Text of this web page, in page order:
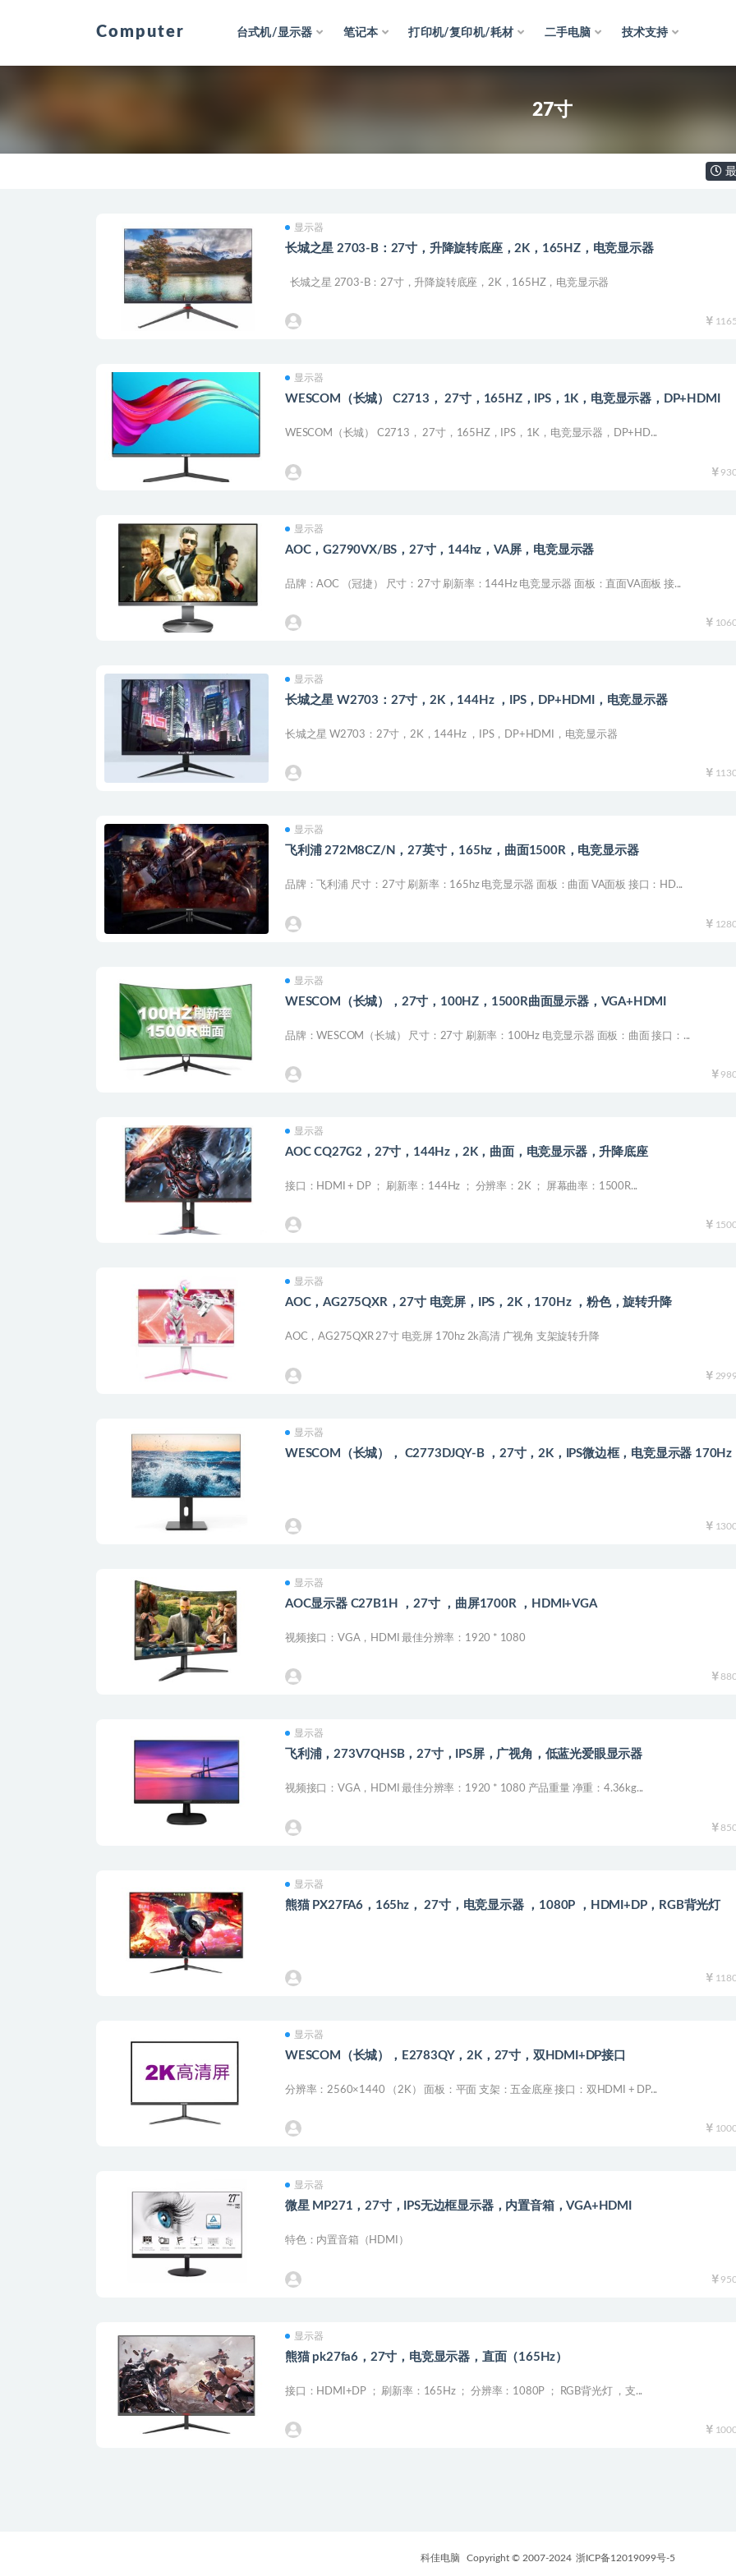
Computer 台式机/显示器 笔记本 打印机/复印机/耗材 二手电脑 技术支持
27寸
显示器
长城之星 2703-B：27寸，升降旋转底座，2K，165HZ，电竞显示器
长城之星 2703-B：27寸，升降旋转底座，2K，165HZ，电竞显示器
显示器
WESCOM（长城） C2713， 27寸，165HZ，IPS，1K，电竞显示器，DP+HDMI
WESCOM（长城） C2713， 27寸，165HZ，IPS，1K，电竞显示器，DP+HD...
显示器
AOC，G2790VX/BS，27寸，144hz，VA屏，电竞显示器
品牌：AOC （冠捷） 尺寸：27寸 刷新率：144Hz 电竞显示器 面板：直面VA面板 接...
显示器
长城之星 W2703：27寸，2K，144Hz ，IPS，DP+HDMI，电竞显示器
长城之星 W2703：27寸，2K，144Hz ，IPS，DP+HDMI，电竞显示器
显示器
飞利浦 272M8CZ/N，27英寸，165hz，曲面1500R，电竞显示器
品牌：飞利浦 尺寸：27寸 刷新率：165hz 电竞显示器 面板：曲面 VA面板 接口：HD...
显示器
WESCOM（长城），27寸，100HZ，1500R曲面显示器，VGA+HDMI
品牌：WESCOM（长城） 尺寸：27寸 刷新率：100Hz 电竞显示器 面板：曲面 接口：...
显示器
AOC CQ27G2，27寸，144Hz，2K，曲面，电竞显示器，升降底座
接口：HDMI + DP ； 刷新率：144Hz ； 分辨率：2K ； 屏幕曲率：1500R...
显示器
AOC，AG275QXR，27寸 电竞屏，IPS，2K，170Hz ，粉色，旋转升降
AOC，AG275QXR 27寸 电竞屏 170hz 2k高清 广视角 支架旋转升降
显示器
WESCOM（长城）， C2773DJQY-B ，27寸，2K，IPS微边框，电竞显示器 170Hz
显示器
AOC显示器 C27B1H ，27寸 ，曲屏1700R ，HDMI+VGA
视频接口：VGA，HDMI 最佳分辨率：1920 * 1080
显示器
飞利浦，273V7QHSB，27寸，IPS屏，广视角，低蓝光爱眼显示器
视频接口：VGA，HDMI 最佳分辨率：1920 * 1080 产品重量 净重：4.36kg...
显示器
熊猫 PX27FA6，165hz， 27寸，电竞显示器 ，1080P ，HDMI+DP，RGB背光灯
显示器
WESCOM（长城），E2783QY，2K，27寸，双HDMI+DP接口
分辨率：2560×1440 （2K） 面板：平面 支架：五金底座 接口：双HDMI + DP...
显示器
微星 MP271，27寸，IPS无边框显示器，内置音箱，VGA+HDMI
特色：内置音箱（HDMI）
显示器
熊猫 pk27fa6，27寸，电竞显示器，直面（165Hz）
接口：HDMI+DP ； 刷新率：165Hz ； 分辨率：1080P ； RGB背光灯 ，支...
科佳电脑 Copyright © 2007-2024 浙ICP备12019099号-5